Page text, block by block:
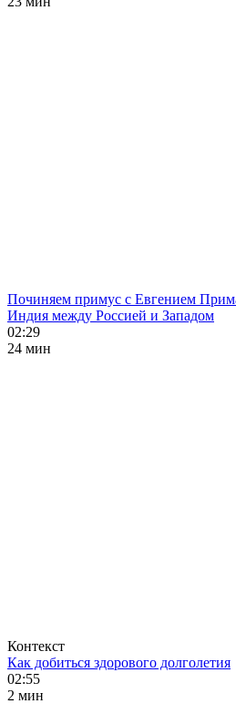
Починяем примус с Евгением
Индия между Россией и Западом
02:29
24 мин
Контекст
Как добиться здорового долголетия
02:55
2 мин